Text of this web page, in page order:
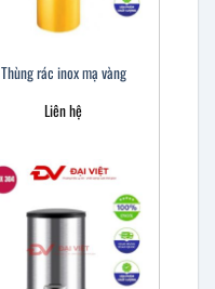
Thùng rác inox mạ vàng
Liên hệ